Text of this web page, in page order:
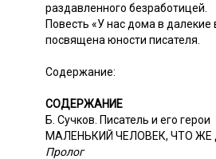
раздавленного безработицей.
Повесть «У нас дома в далекие
посвящена юности писателя.
Содержание:
СОДЕРЖАНИЕ
Б. Сучков. Писатель и его герои
МАЛЕНЬКИЙ ЧЕЛОВЕК, ЧТО
Пролог